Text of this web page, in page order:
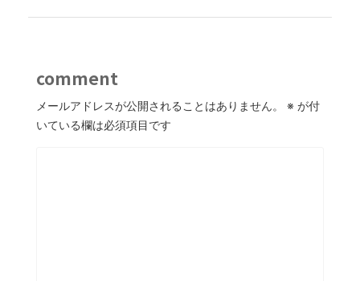
comment
メールアドレスが公開されることはありません。 ※ が付
いている欄は必須項目です